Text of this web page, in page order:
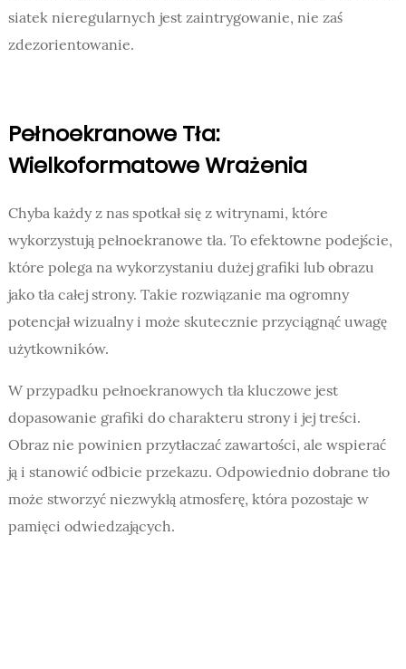
siatek nieregularnych jest zaintrygowanie, nie zaś
zdezorientowanie.
Pełnoekranowe Tła:
Wielkoformatowe Wrażenia
Chyba każdy z nas spotkał się z witrynami, które
wykorzystują pełnoekranowe tła. To efektowne podejście,
które polega na wykorzystaniu dużej grafiki lub obrazu
jako tła całej strony. Takie rozwiązanie ma ogromny
potencjał wizualny i może skutecznie przyciągnąć uwagę
użytkowników.
W przypadku pełnoekranowych tła kluczowe jest
dopasowanie grafiki do charakteru strony i jej treści.
Obraz nie powinien przytłaczać zawartości, ale wspierać
ją i stanowić odbicie przekazu. Odpowiednio dobrane tło
może stworzyć niezwykłą atmosferę, która pozostaje w
pamięci odwiedzających.